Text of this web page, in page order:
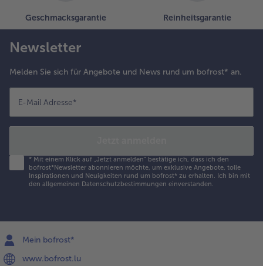
Geschmacksgarantie Reinheitsgarantie
Newsletter
Melden Sie sich für Angebote und News rund um bofrost* an.
E-Mail Adresse*
* Mit einem Klick auf „Jetzt anmelden" bestätige ich, dass ich den
bofrost*Newsletter abonnieren möchte, um exklusive Angebote, tolle
Inspirationen und Neuigkeiten rund um bofrost* zu erhalten. Ich bin mit
den allgemeinen Datenschutzbestimmungen einverstanden.
Mein bofrost*
www.bofrost.lu